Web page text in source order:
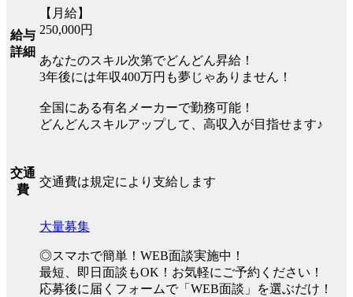
給与
詳細
【月給】
250,000円
あなたのスキル次第でどんどん昇給！
3年後には年収400万円も夢じゃありません！
全国にある有名メーカーで勤務可能！
どんどんスキルアップして、高収入が目指せます♪
交通
費
交通費は規定により支給します
大量募集
◎スマホで簡単！WEB面談実施中！
最短、即日面談もOK！お気軽にご予約ください！
応募後に届くフォームで「WEB面談」を選ぶだけ！